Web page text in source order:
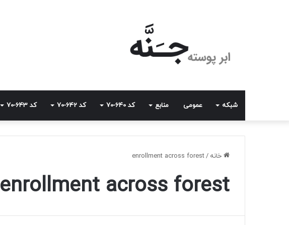
شبکه عمومی منابع کد 640-70 کد 642-70 کد 643-70
خانه /
enrollment across forest
enrollment across forest